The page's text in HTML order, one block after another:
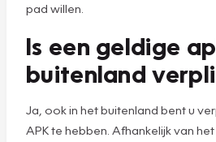
pad willen.
Is een geldige
buitenland
Ja, ook in het buitenland bent u
APK te hebben. Afhankelijk van